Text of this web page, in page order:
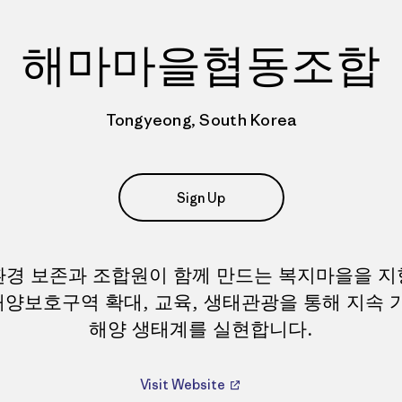
해마마을협동조합
Tongyeong, South Korea
Sign Up
경 보존과 조합원이 함께 만드는 복지마을을 지
보호구역 확대, 교육, 생태관광을 통해 지속
해양 생태계를 실현합니다.
Visit Website